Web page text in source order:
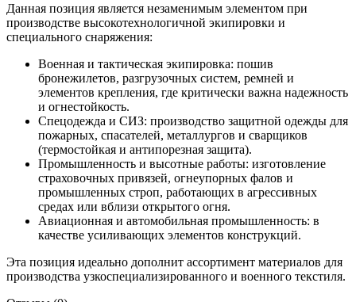
Данная позиция является незаменимым элементом при
производстве высокотехнологичной экипировки и
специального снаряжения:
Военная и тактическая экипировка: пошив
бронежилетов, разгрузочных систем, ремней и
элементов крепления, где критически важна надежность
и огнестойкость.
Спецодежда и СИЗ: производство защитной одежды для
пожарных, спасателей, металлургов и сварщиков
(термостойкая и антипорезная защита).
Промышленность и высотные работы: изготовление
страховочных привязей, огнеупорных фалов и
промышленных строп, работающих в агрессивных
средах или вблизи открытого огня.
Авиационная и автомобильная промышленность: в
качестве усиливающих элементов конструкций.
Эта позиция идеально дополнит ассортимент материалов для
производства узкоспециализированного и военного текстиля.